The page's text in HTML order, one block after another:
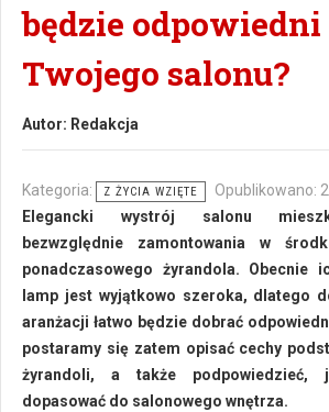
będzie odpowiedni
Twojego salonu?
Autor: Redakcja
Kategoria: Z ŻYCIA WZIĘTE
Opublikowano:
Elegancki wystrój salonu
bezwzględnie zamontowania w
ponadczasowego żyrandola. Obecnie
lamp jest wyjątkowo szeroka, dlatego
aranżacji łatwo będzie dobrać
postaramy się zatem opisać cechy
żyrandoli, a także podpowiedzieć,
dopasować do salonowego wnętrza.